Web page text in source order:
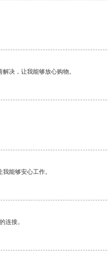
决，让我能够放心购物。
能够安心工作。
连接。